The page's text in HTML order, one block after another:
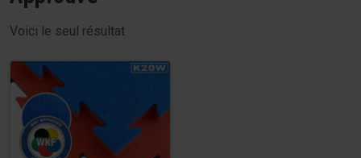
Voici le seul résultat